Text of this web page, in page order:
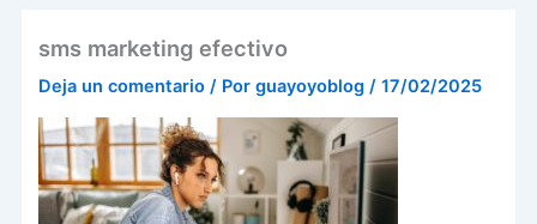
sms marketing efectivo
Deja un comentario / Porguayoyoblog/17/02/2025